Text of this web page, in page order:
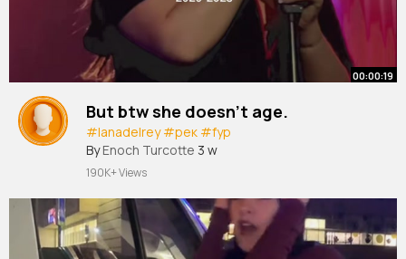
00:00:19
But btw she doesn’t age.
#lanadelrey #рек #fyp
By Enoch Turcotte 3 w
190K+ Views